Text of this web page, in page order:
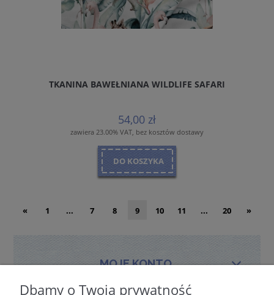
TKANINA BAWEŁNIANA WILDLIFE SAFARI
54,00 zł
zawiera 23.00% VAT, bez kosztów dostawy
DO KOSZYKA
« 1 ... 7 8 9 10 11 ... 20 »
MOJE KONTO
Dbamy o Twoją prywatność